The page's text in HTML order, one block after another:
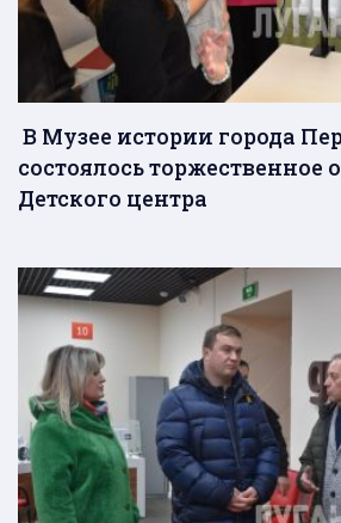
В Музее истории города
состоялось торжественное
Детского центра